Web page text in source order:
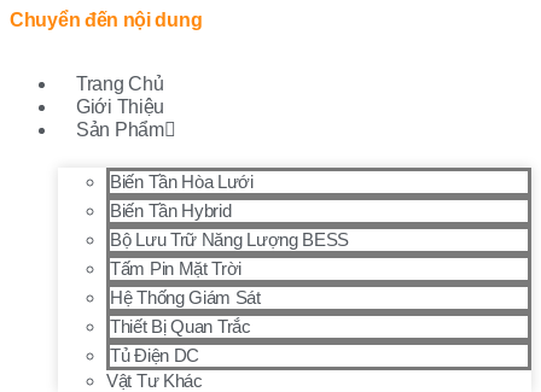
Chuyển đến nội dung
Trang Chủ
Giới Thiệu
Sản Phẩm
Biến Tần Hòa Lưới
Biến Tần Hybrid
Bộ Lưu Trữ Năng Lượng BESS
Tấm Pin Mặt Trời
Hệ Thống Giám Sát
Thiết Bị Quan Trắc
Tủ Điện DC
Vật Tư Khác